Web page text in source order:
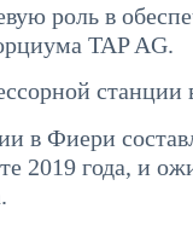
роль в
TAP AG.
в Фиери
года, и